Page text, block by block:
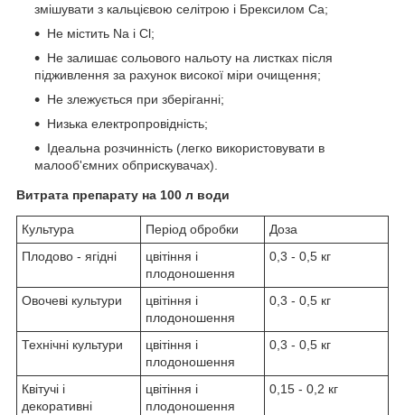
змішувати з кальцієвою селітрою і Брексилом Са;
Не містить Na і Cl;
Не залишає сольового нальоту на листках після
підживлення за рахунок високої міри очищення;
Не злежується при зберіганні;
Низька електропровідність;
Ідеальна розчинність (легко використовувати в
малооб'ємних обприскувачах).
Витрата препарату на 100 л води
Культура Період обробки
Доза
Плодово - ягідні
цвітіння і
плодоношення
0,3 - 0,5 кг
Овочеві культури
цвітіння і
плодоношення
0,3 - 0,5 кг
Технічні культури
цвітіння і
плодоношення
0,3 - 0,5 кг
Квітучі і
декоративні
цвітіння і
плодоношення
0,15 - 0,2 кг